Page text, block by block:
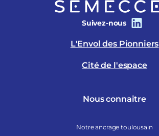
Suivez-nous
L'Envol des Pionniers
Cité de l'espace
Nous connaitre
Notre ancrage toulousain